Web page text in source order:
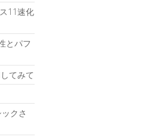
11速化
とパフ
てみて
クさ